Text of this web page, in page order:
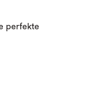
perfekte